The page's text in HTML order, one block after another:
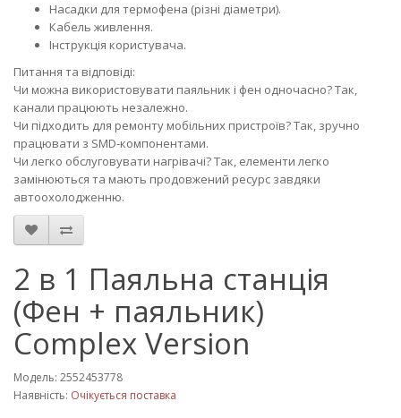
Насадки для термофена (різні діаметри).
Кабель живлення.
Інструкція користувача.
Питання та відповіді:
Чи можна використовувати паяльник і фен одночасно? Так,
канали працюють незалежно.
Чи підходить для ремонту мобільних пристроїв? Так, зручно
працювати з SMD‑компонентами.
Чи легко обслуговувати нагрівачі? Так, елементи легко
замінюються та мають продовжений ресурс завдяки
автоохолодженню.
2 в 1 Паяльна станція
(Фен + паяльник)
Complex Version
Модель: 2552453778
Наявність: Очікується поставка